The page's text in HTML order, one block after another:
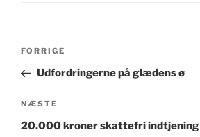
Indlægsnavigation
Forrige
indlæg
FORRIGE
Udfordringerne på glædens ø
Næste
indlæg
NÆSTE
20.000 kroner skattefri indtjening